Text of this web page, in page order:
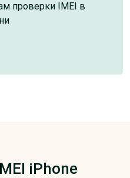
проверки IMEI в
iPhone